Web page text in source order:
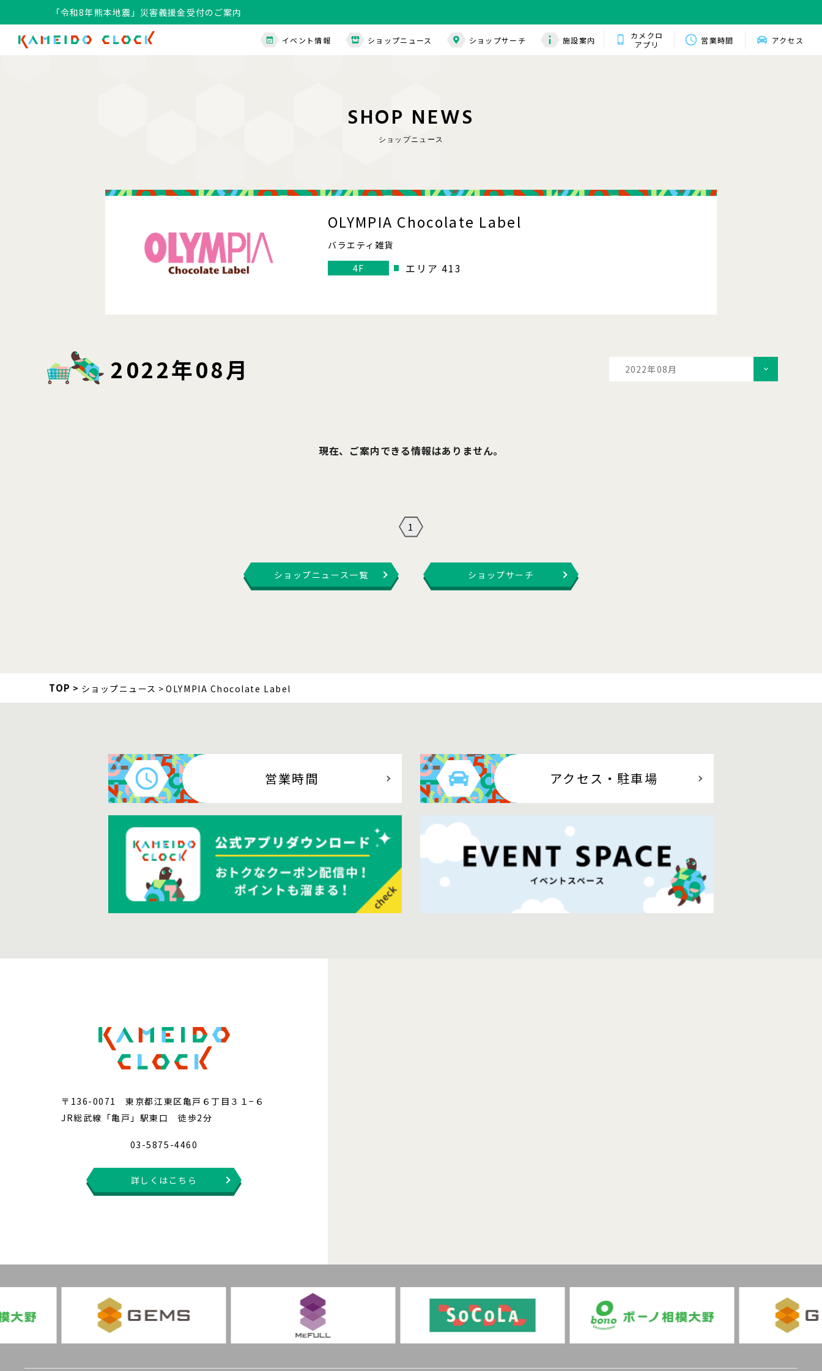
「令和8年熊本地震」災害義援金受付のご案内
イベント情報 ショップニュース ショップサーチ 施設案内
カメクロ
アプリ
営業時間 アクセス
SHOP NEWS
ショップニュース
OLYMPIA Chocolate Label
バラエティ雑貨
4F
エリア 413
2022年08月
2022年08月
現在、ご案内できる情報はありません。
1
ショップニュース一覧 ショップサーチ
TOP ショップニュース OLYMPIA Chocolate Label
営業時間 アクセス ・駐車場
〒136-0071 東京都江東区亀戸６丁目３１−６
JR総武線「亀戸」駅東口 徒歩2分
03-5875-4460
詳しくはこちら